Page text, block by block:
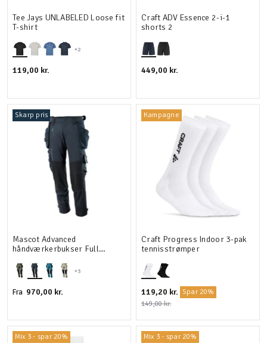
+2
Tee Jays UNLABELED Loose fit
T-shirt
119,00 kr.
Craft ADV Essence 2-i-1
shorts 2
449,00 kr.
Skarp pris
+3
Mascot Advanced
håndværkerbukser Full
Fra 970,00 kr.
Kampagne
Craft Progress Indoor 3-pak
tennisstrømper
119,20 kr. Spar 20%
149,00 kr.
Mix 3 - spar 20% Mix 3 - spar 20%